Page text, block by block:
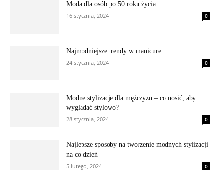
Moda dla osób po 50 roku życia
16 stycznia, 2024
0
Najmodniejsze trendy w manicure
24 stycznia, 2024
0
Modne stylizacje dla mężczyzn – co nosić, aby
wyglądać stylowo?
28 stycznia, 2024
0
Najlepsze sposoby na tworzenie modnych stylizacji
na co dzień
5 lutego, 2024
0